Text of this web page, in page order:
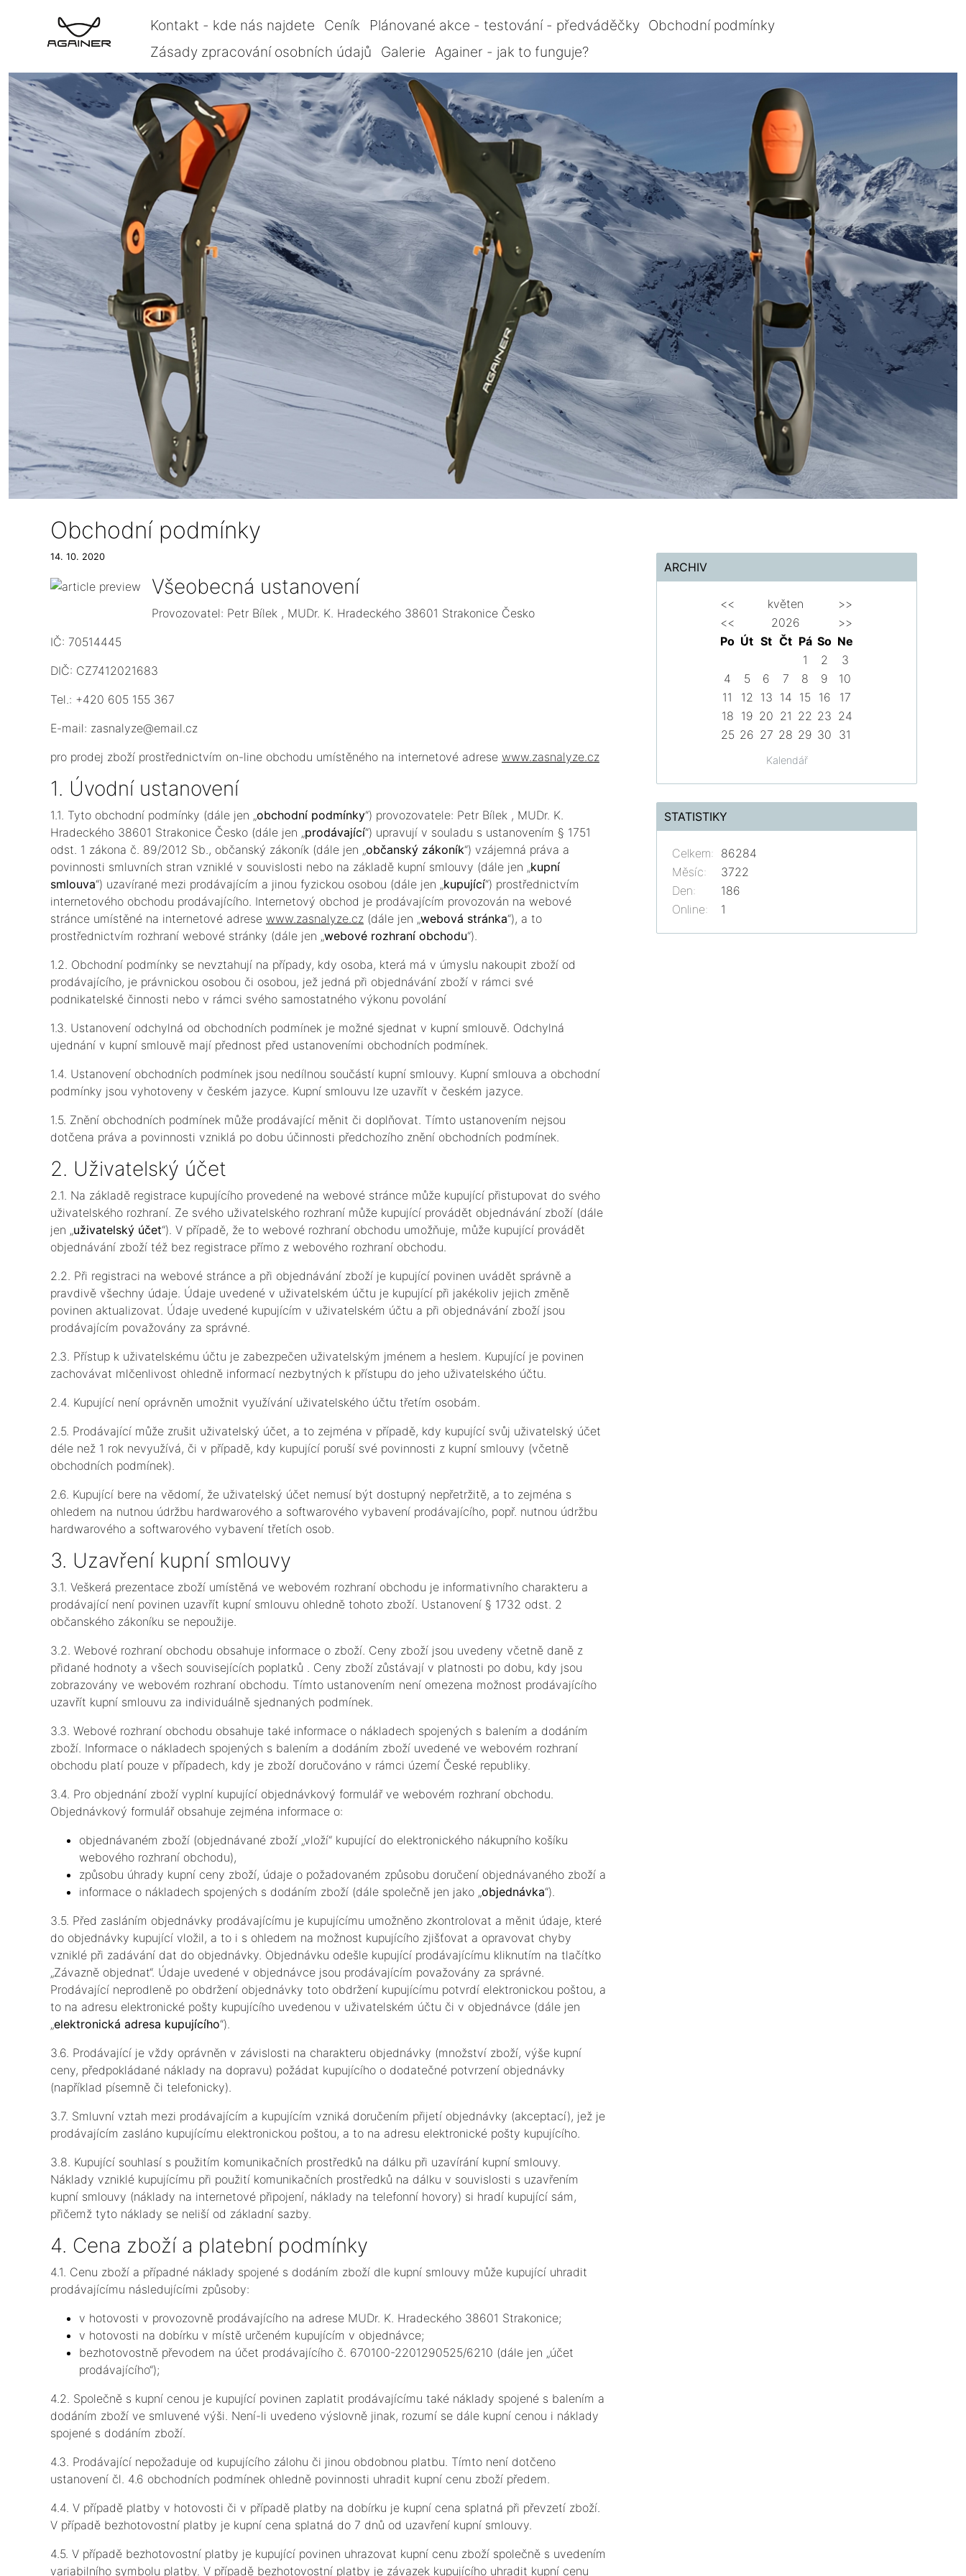
Kontakt - kde nás najdete Ceník Plánované akce - testování - předváděčky Obchodní podmínky
Zásady zpracování osobních údajů
Galerie Againer - jak to funguje?
Obchodní podmínky
14. 10. 2020
Všeobecná ustanovení
Provozovatel: Petr Bílek , MUDr. K. Hradeckého 38601 Strakonice Česko
IČ: 70514445
DIČ: CZ7412021683
Tel.: +420 605 155 367
E-mail: zasnalyze@email.cz
pro prodej zboží prostřednictvím on-line obchodu umístěného na internetové adrese www.zasnalyze.cz
1. Úvodní ustanovení
1.1. Tyto obchodní podmínky (dále jen „obchodní podmínky“) provozovatele: Petr Bílek , MUDr. K.
Hradeckého 38601 Strakonice Česko (dále jen „prodávající“) upravují v souladu s ustanovením § 1751
odst. 1 zákona č. 89/2012 Sb., občanský zákoník (dále jen „občanský zákoník“) vzájemná práva a
povinnosti smluvních stran vzniklé v souvislosti nebo na základě kupní smlouvy (dále jen „kupní
smlouva“) uzavírané mezi prodávajícím a jinou fyzickou osobou (dále jen „kupující“) prostřednictvím
internetového obchodu prodávajícího. Internetový obchod je prodávajícím provozován na webové
stránce umístěné na internetové adrese www.zasnalyze.cz (dále jen „webová stránka“), a to
prostřednictvím rozhraní webové stránky (dále jen „webové rozhraní obchodu“).
1.2. Obchodní podmínky se nevztahují na případy, kdy osoba, která má v úmyslu nakoupit zboží od
prodávajícího, je právnickou osobou či osobou, jež jedná při objednávání zboží v rámci své
podnikatelské činnosti nebo v rámci svého samostatného výkonu povolání
1.3. Ustanovení odchylná od obchodních podmínek je možné sjednat v kupní smlouvě. Odchylná
ujednání v kupní smlouvě mají přednost před ustanoveními obchodních podmínek.
1.4. Ustanovení obchodních podmínek jsou nedílnou součástí kupní smlouvy. Kupní smlouva a obchodní
podmínky jsou vyhotoveny v českém jazyce. Kupní smlouvu lze uzavřít v českém jazyce.
1.5. Znění obchodních podmínek může prodávající měnit či doplňovat. Tímto ustanovením nejsou
dotčena práva a povinnosti vzniklá po dobu účinnosti předchozího znění obchodních podmínek.
2. Uživatelský účet
2.1. Na základě registrace kupujícího provedené na webové stránce může kupující přistupovat do svého
uživatelského rozhraní. Ze svého uživatelského rozhraní může kupující provádět objednávání zboží (dále
jen „uživatelský účet“). V případě, že to webové rozhraní obchodu umožňuje, může kupující provádět
objednávání zboží též bez registrace přímo z webového rozhraní obchodu.
2.2. Při registraci na webové stránce a při objednávání zboží je kupující povinen uvádět správně a
pravdivě všechny údaje. Údaje uvedené v uživatelském účtu je kupující při jakékoliv jejich změně
povinen aktualizovat. Údaje uvedené kupujícím v uživatelském účtu a při objednávání zboží jsou
prodávajícím považovány za správné.
2.3. Přístup k uživatelskému účtu je zabezpečen uživatelským jménem a heslem. Kupující je povinen
zachovávat mlčenlivost ohledně informací nezbytných k přístupu do jeho uživatelského účtu.
2.4. Kupující není oprávněn umožnit využívání uživatelského účtu třetím osobám.
2.5. Prodávající může zrušit uživatelský účet, a to zejména v případě, kdy kupující svůj uživatelský účet
déle než 1 rok nevyužívá, či v případě, kdy kupující poruší své povinnosti z kupní smlouvy (včetně
obchodních podmínek).
2.6. Kupující bere na vědomí, že uživatelský účet nemusí být dostupný nepřetržitě, a to zejména s
ohledem na nutnou údržbu hardwarového a softwarového vybavení prodávajícího, popř. nutnou údržbu
hardwarového a softwarového vybavení třetích osob.
3. Uzavření kupní smlouvy
3.1. Veškerá prezentace zboží umístěná ve webovém rozhraní obchodu je informativního charakteru a
prodávající není povinen uzavřít kupní smlouvu ohledně tohoto zboží. Ustanovení § 1732 odst. 2
občanského zákoníku se nepoužije.
3.2. Webové rozhraní obchodu obsahuje informace o zboží. Ceny zboží jsou uvedeny včetně daně z
přidané hodnoty a všech souvisejících poplatků . Ceny zboží zůstávají v platnosti po dobu, kdy jsou
zobrazovány ve webovém rozhraní obchodu. Tímto ustanovením není omezena možnost prodávajícího
uzavřít kupní smlouvu za individuálně sjednaných podmínek.
3.3. Webové rozhraní obchodu obsahuje také informace o nákladech spojených s balením a dodáním
zboží. Informace o nákladech spojených s balením a dodáním zboží uvedené ve webovém rozhraní
obchodu platí pouze v případech, kdy je zboží doručováno v rámci území České republiky.
3.4. Pro objednání zboží vyplní kupující objednávkový formulář ve webovém rozhraní obchodu.
Objednávkový formulář obsahuje zejména informace o:
objednávaném zboží (objednávané zboží „vloží“ kupující do elektronického nákupního košíku
webového rozhraní obchodu),
způsobu úhrady kupní ceny zboží, údaje o požadovaném způsobu doručení objednávaného zboží a
informace o nákladech spojených s dodáním zboží (dále společně jen jako „objednávka“).
3.5. Před zasláním objednávky prodávajícímu je kupujícímu umožněno zkontrolovat a měnit údaje, které
do objednávky kupující vložil, a to i s ohledem na možnost kupujícího zjišťovat a opravovat chyby
vzniklé při zadávání dat do objednávky. Objednávku odešle kupující prodávajícímu kliknutím na tlačítko
„Závazně objednat“. Údaje uvedené v objednávce jsou prodávajícím považovány za správné.
Prodávající neprodleně po obdržení objednávky toto obdržení kupujícímu potvrdí elektronickou poštou, a
to na adresu elektronické pošty kupujícího uvedenou v uživatelském účtu či v objednávce (dále jen
„elektronická adresa kupujícího“).
3.6. Prodávající je vždy oprávněn v závislosti na charakteru objednávky (množství zboží, výše kupní
ceny, předpokládané náklady na dopravu) požádat kupujícího o dodatečné potvrzení objednávky
(například písemně či telefonicky).
3.7. Smluvní vztah mezi prodávajícím a kupujícím vzniká doručením přijetí objednávky (akceptací), jež je
prodávajícím zasláno kupujícímu elektronickou poštou, a to na adresu elektronické pošty kupujícího.
3.8. Kupující souhlasí s použitím komunikačních prostředků na dálku při uzavírání kupní smlouvy.
Náklady vzniklé kupujícímu při použití komunikačních prostředků na dálku v souvislosti s uzavřením
kupní smlouvy (náklady na internetové připojení, náklady na telefonní hovory) si hradí kupující sám,
přičemž tyto náklady se neliší od základní sazby.
4. Cena zboží a platební podmínky
4.1. Cenu zboží a případné náklady spojené s dodáním zboží dle kupní smlouvy může kupující uhradit
prodávajícímu následujícími způsoby:
v hotovosti v provozovně prodávajícího na adrese MUDr. K. Hradeckého 38601 Strakonice;
v hotovosti na dobírku v místě určeném kupujícím v objednávce;
bezhotovostně převodem na účet prodávajícího č. 670100-2201290525/6210 (dále jen „účet
prodávajícího“);
4.2. Společně s kupní cenou je kupující povinen zaplatit prodávajícímu také náklady spojené s balením a
dodáním zboží ve smluvené výši. Není-li uvedeno výslovně jinak, rozumí se dále kupní cenou i náklady
spojené s dodáním zboží.
4.3. Prodávající nepožaduje od kupujícího zálohu či jinou obdobnou platbu. Tímto není dotčeno
ustanovení čl. 4.6 obchodních podmínek ohledně povinnosti uhradit kupní cenu zboží předem.
4.4. V případě platby v hotovosti či v případě platby na dobírku je kupní cena splatná při převzetí zboží.
V případě bezhotovostní platby je kupní cena splatná do 7 dnů od uzavření kupní smlouvy.
4.5. V případě bezhotovostní platby je kupující povinen uhrazovat kupní cenu zboží společně s uvedením
variabilního symbolu platby. V případě bezhotovostní platby je závazek kupujícího uhradit kupní cenu
ARCHIV
Kalendář
<< květen
>>
<<
2026
>>
Po Út St Čt Pá So Ne
1
2
3
4
5 6 7 8 9
10
11
12 13 14 15 16
17
18 19 20 21 22 23 24
25 26 27 28 29 30 31
STATISTIKY
Online: 1
Celkem: 86284
Měsíc:
3722
Den:
186